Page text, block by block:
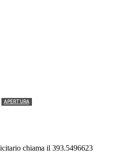
APERTURA
chiama il 393.5496623